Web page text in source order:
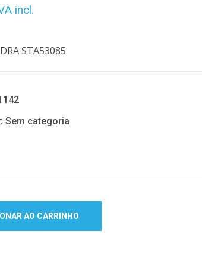
incl.
STA53085
Sem categoria
AO CARRINHO